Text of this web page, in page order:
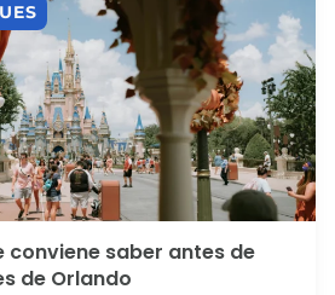
conviene saber antes de
de Orlando